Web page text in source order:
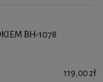
BH-1078
119,00 zł